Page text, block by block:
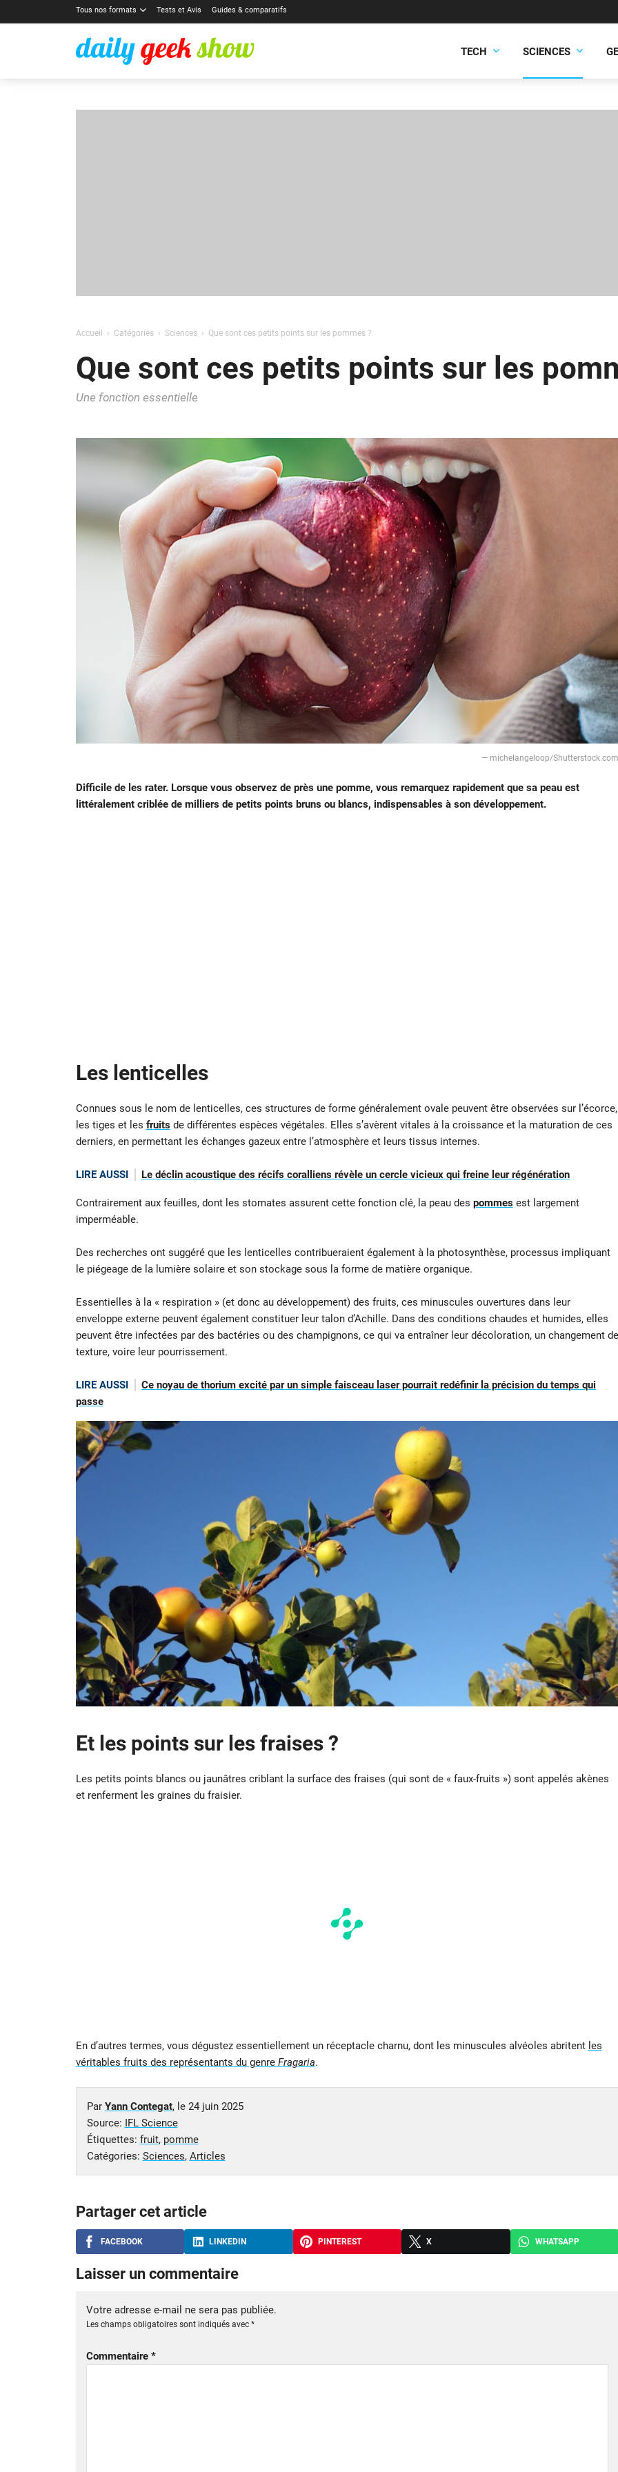
Tous nos formats Tests et Avis Guides & comparatifs
TECH SCIENCES
Accueil Catégories Sciences Que sont ces petits points sur les pommes ?
Que sont ces petits points sur les
Une fonction essentielle
— michelangeloop/Shutterstock.com
Difficile de les rater. Lorsque vous observez de près une pomme, vous remarquez rapidement que sa peau est
littéralement criblée de milliers de petits points bruns ou blancs, indispensables à son développement.
Les lenticelles
Connues sous le nom de lenticelles, ces structures de forme généralement ovale peuvent être observées sur l’écorce,
les tiges et les fruitsde différentes espèces végétales. Elles s’avèrent vitales à la croissance et la maturation de ces
derniers, en permettant les échanges gazeux entre l’atmosphère et leurs tissus internes.
LIRE AUSSI Le déclin acoustique des récifs coralliens révèle un cercle vicieux qui freine leur régénération
Contrairement aux feuilles, dont les stomates assurent cette fonction clé, la peau des pommesest largement
imperméable.
Des recherches ont suggéré que les lenticelles contribueraient également à la photosynthèse, processus impliquant
le piégeage de la lumière solaire et son stockage sous la forme de matière organique.
Essentielles à la « respiration » (et donc au développement) des fruits, ces minuscules ouvertures dans leur
enveloppe externe peuvent également constituer leur talon d’Achille. Dans des conditions chaudes et humides, elles
peuvent être infectées par des bactéries ou des champignons, ce qui va entraîner leur décoloration, un changement de
texture, voire leur pourrissement.
LIRE AUSSI
Ce noyau de thorium excité par un simple faisceau laser pourrait redéfinir la précision du temps qui
passe
Et les points sur les fraises ?
Les petits points blancs ou jaunâtres criblant la surface des fraises (qui sont de « faux-fruits ») sont appelés akènes
et renferment les graines du fraisier.
En d’autres termes, vous dégustez essentiellement un réceptacle charnu, dont les minuscules alvéoles abritent les
véritables fruits des représentants du genre Fragaria.
Par Yann Contegat, le 24 juin 2025
Source: IFL Science
Étiquettes: fruit, pomme
Catégories: Sciences, Articles
Partager cet article
FACEBOOK LINKEDIN PINTEREST X WHATSAPP
Laisser un commentaire
Votre adresse e-mail ne sera pas publiée.
Les champs obligatoires sont indiqués avec *
Commentaire *